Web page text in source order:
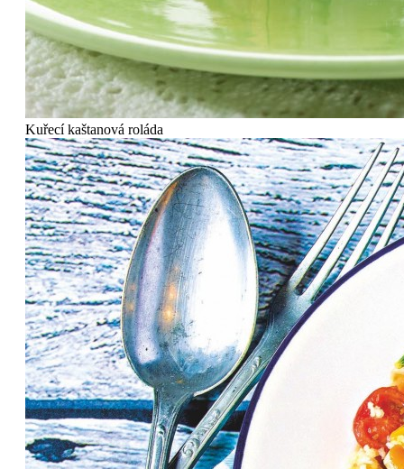
Kuřecí kaštanová roláda